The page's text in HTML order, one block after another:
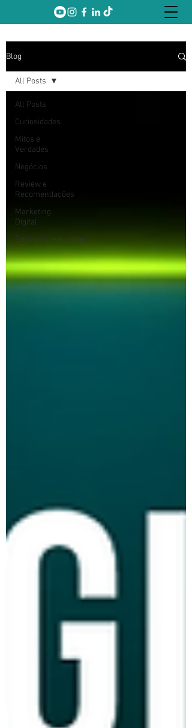
Blog
All Posts
Curiosidades
Mitos e
Verdades
Negócios
Review e
Recomendações
Marketing
Digital
Empreendedorismo
All Posts